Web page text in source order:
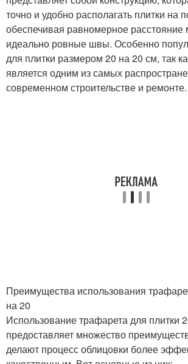
точно и удобно располагать плитки на
обеспечивая равномерное
идеально ровные швы. Особенно
для плитки размером 20 на 20 см, так
является одним из самых
современном строительстве и ремонте.
Преимущества использования
на 20
Использование трафарета для плитки
предоставляет множество
делают процесс облицовки более